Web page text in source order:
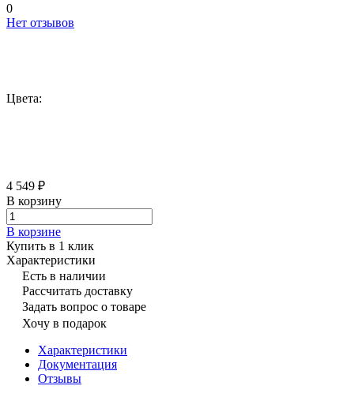
0
Нет отзывов
Цвета:
4 549 ₽
В корзину
В корзине
Купить в 1 клик
Характеристики
Есть в наличии
Рассчитать доставку
Задать вопрос о товаре
Хочу в подарок
Характеристики
Документация
Отзывы